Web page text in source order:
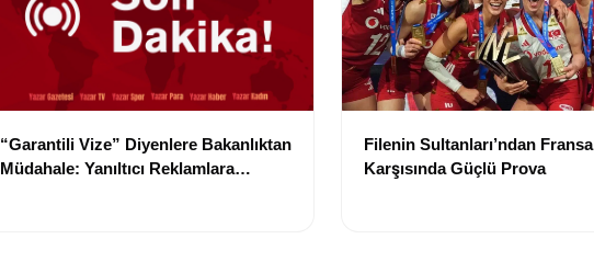
“Garantili Vize” Diyenlere Bakanlıktan
Müdahale: Yanıltıcı Reklamlara
Filenin Sultanları’ndan Fransa
Karşısında Güçlü Prova